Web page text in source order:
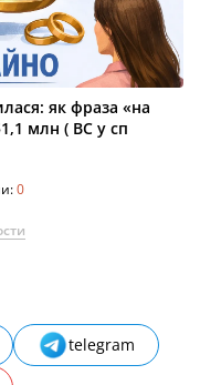
як фраза «на
млн ( ВС у сп
0
telegram